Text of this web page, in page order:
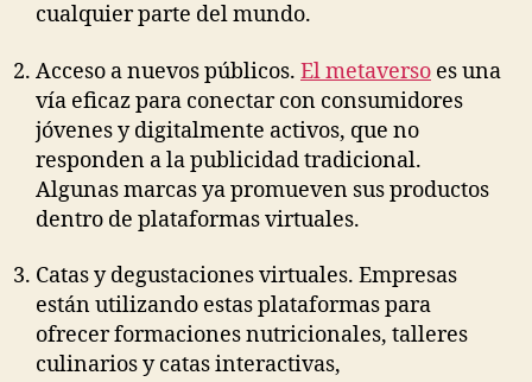
cualquier parte del mundo.
Acceso a nuevos públicos. El metaverso es una
vía eficaz para conectar con consumidores
jóvenes y digitalmente activos, que no
responden a la publicidad tradicional.
Algunas marcas ya promueven sus productos
dentro de plataformas virtuales.
Catas y degustaciones virtuales. Empresas
están utilizando estas plataformas para
ofrecer formaciones nutricionales, talleres
culinarios y catas interactivas,